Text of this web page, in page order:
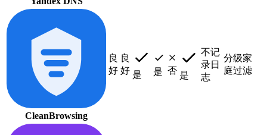
CleanBrowsing
良
好
良
好 是 是 否 是
不记
录日
志
分级家
庭过滤